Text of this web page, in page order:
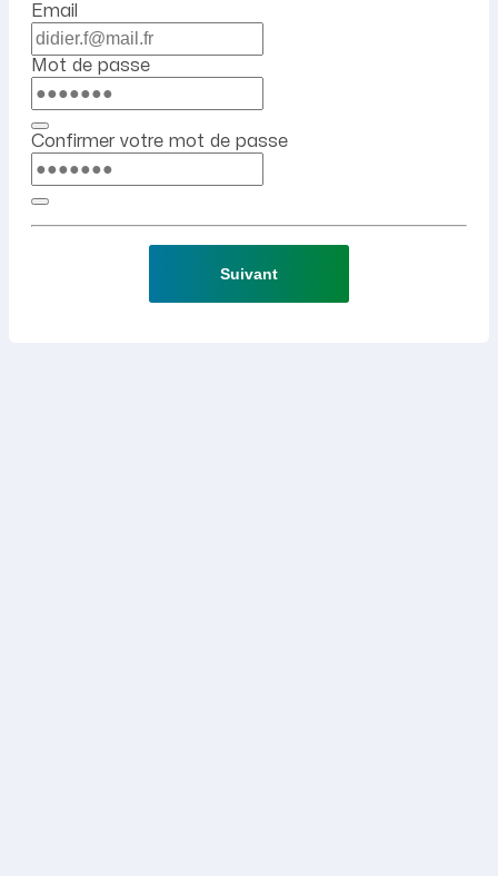
Email
Mot de passe
Confirmer votre mot de passe
Suivant